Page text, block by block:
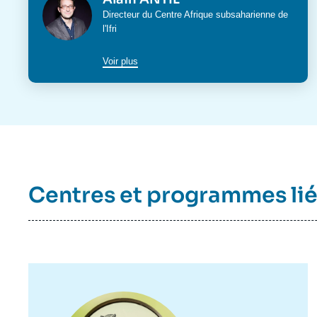
Intitulé
du
Directeur du Centre Afrique subsaharienne de
l'Ifri
Voir plus
Centres et programmes
principale